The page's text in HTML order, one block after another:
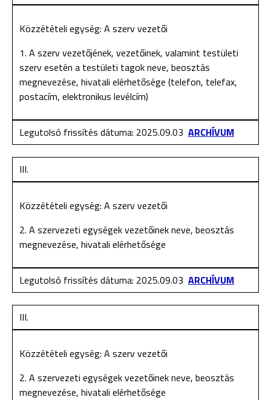
Közzétételi egység: A szerv vezetői
1. A szerv vezetőjének, vezetőinek, valamint testületi
szerv esetén a testületi tagok neve, beosztás
megnevezése, hivatali elérhetősége (telefon, telefax,
postacím, elektronikus levélcím)
Legutolsó frissítés dátuma: 2025.09.03 ARCHÍVUM
III.
Közzétételi egység: A szerv vezetői
2. A szervezeti egységek vezetőinek neve, beosztás
megnevezése, hivatali elérhetősége
Legutolsó frissítés dátuma: 2025.09.03 ARCHÍVUM
III.
Közzétételi egység: A szerv vezetői
2. A szervezeti egységek vezetőinek neve, beosztás
megnevezése, hivatali elérhetősége